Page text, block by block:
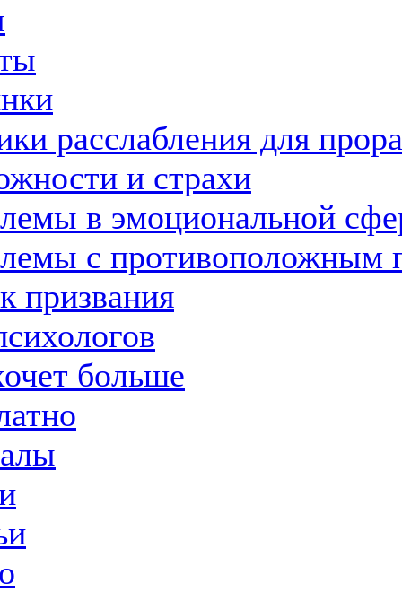
расслабления для
и страхи
в эмоциональной
с противоположным
призвания
больше